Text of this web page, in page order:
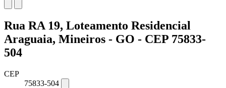
Rua RA 19, Loteamento Residencial
Araguaia, Mineiros - GO - CEP 75833-
504
CEP
75833-504